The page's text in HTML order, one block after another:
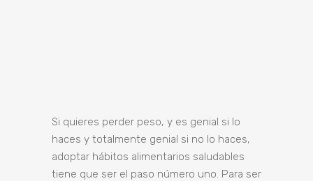
Si quieres perder peso, y es genial si lo
haces y totalmente genial si no lo haces,
adoptar hábitos alimentarios saludables
tiene que ser el paso número uno. Para ser